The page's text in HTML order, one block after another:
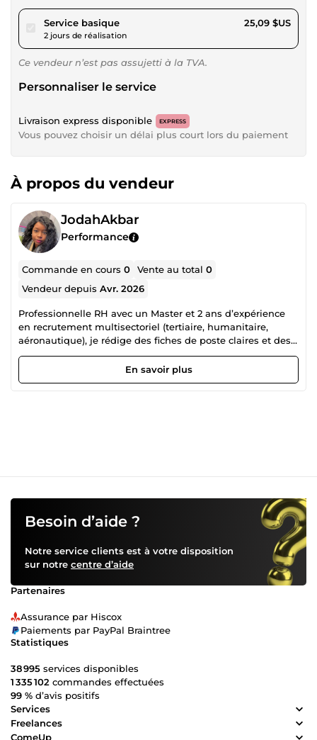
Service basiquepour 23,12 $US
2 jours de réalisation
25,09 $US
Ce vendeur n’est pas assujetti à la TVA.
Personnaliser le service
Livraison express disponible EXPRESS
Vous pouvez choisir un délai plus court lors du paiement
À propos du vendeur
JodahAkbar
Performance
Commande en cours0 Vente au total0
Vendeur depuisAvr. 2026
Professionnelle RH avec un Master et 2 ans d’expérience
en recrutement multisectoriel (tertiaire, humanitaire,
aéronautique), je rédige des fiches de poste claires et des
annonces de recrutement percutantes qui attirent les bons
candidats. J’ai travaillé chez Manpower et dans plusieurs
structures associatives, ce qui m’a donné une vision
votre entreprise et votre marque employeur ✅ Sont
optimisées pour les jobboards (Indeed, LinkedIn, France
Travail…) Confiez-moi vos besoins RH — je vous livre un
En savoir plus
Besoin d’aide ?
Notre service clients est à votre disposition
sur notre centre d’aide
Partenaires
Assurance par Hiscox
Paiements par PayPal Braintree
Statistiques
38 995 services disponibles
1 335 102 commandes effectuées
99 % d’avis positifs
Services
Freelances
ComeUp